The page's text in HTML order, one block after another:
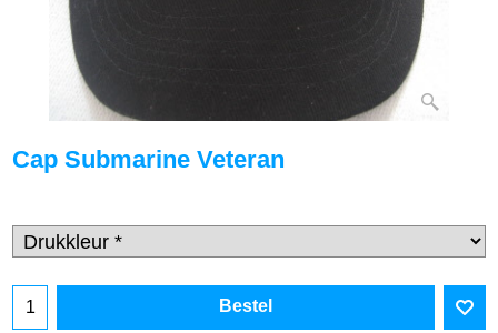
Cap Submarine Veteran
Bestel